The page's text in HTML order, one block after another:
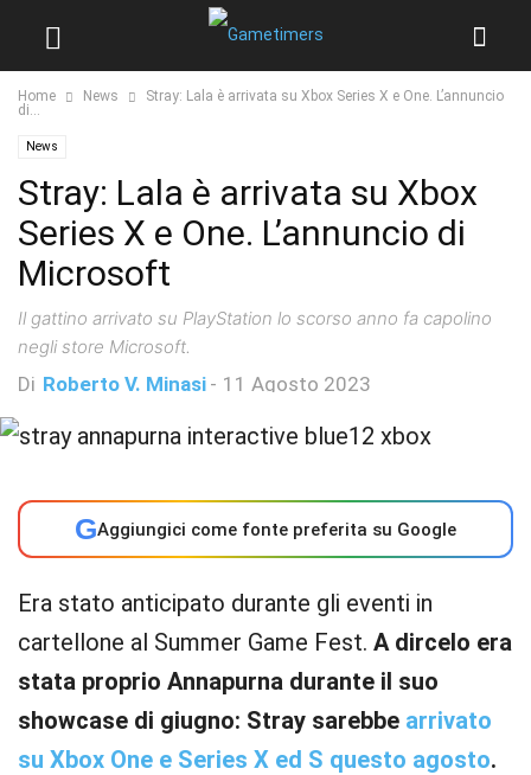
Home News
Stray: Lala è arrivata su Xbox Series X e One. L’annuncio
di...
News
Stray: Lala è arrivata su Xbox
Series X e One. L’annuncio di
Microsoft
Il gattino arrivato su PlayStation lo scorso anno fa capolino
negli store Microsoft.
Di Roberto V. Minasi - 11 Agosto 2023
GAggiungici come fonte preferita su Google
Era stato anticipato durante gli eventi in
cartellone al Summer Game Fest. A dircelo era
stata proprio Annapurna durante il suo
showcase di giugno: Stray sarebbe arrivato
su Xbox One e Series X ed S questo agosto.